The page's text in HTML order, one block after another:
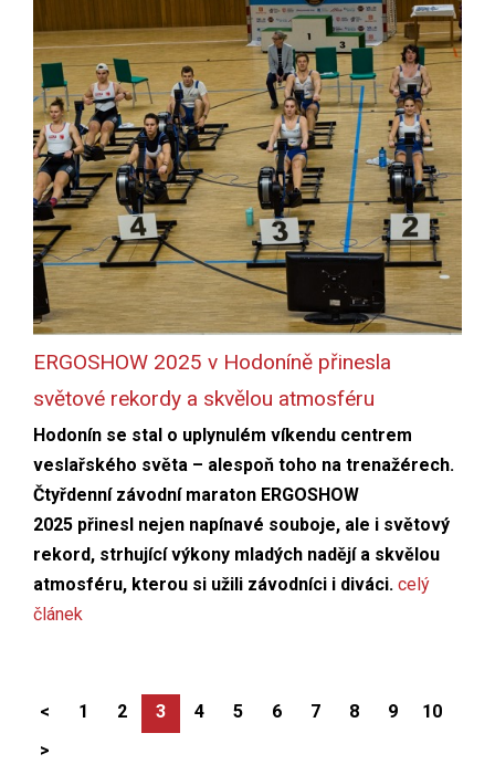
ERGOSHOW 2025 v Hodoníně přinesla
světové rekordy a skvělou atmosféru
Hodonín se stal o uplynulém víkendu centrem
veslařského světa – alespoň toho na trenažérech.
Čtyřdenní závodní maraton ERGOSHOW
2025 přinesl nejen napínavé souboje, ale i světový
rekord, strhující výkony mladých nadějí a skvělou
atmosféru, kterou si užili závodníci i diváci. celý
článek
< 1 2 3 4 5 6 7 8 9
10
>